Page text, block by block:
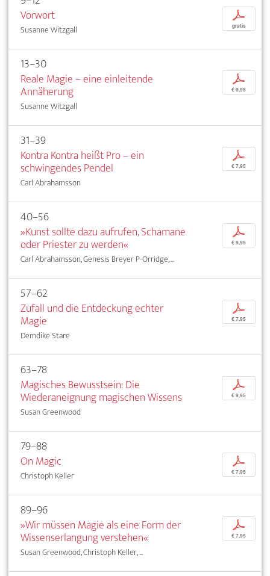
Vorwort
Susanne Witzgall
p
gratis
13–30
Reale Magie – eine einleitende
Annäherung
Susanne Witzgall
p
€ 9,95
31–39
Kontra Kontra heißt Pro – ein
schwingendes Pendel
Carl Abrahamsson
p
€ 7,95
40–56
»Kunst sollte dazu aufrufen, Schamane
oder Priester zu werden«
Carl Abrahamsson, Genesis Breyer P-Orridge, ...
p
€ 9,95
57–62
Zufall und die Entdeckung echter
Magie
Demdike Stare
p
€ 7,95
63–78
Magisches Bewusstsein: Die
Wiederaneignung magischen Wissens
Susan Greenwood
p
€ 9,95
79–88
On Magic
Christoph Keller
p
€ 7,95
89–96
»Wir müssen Magie als eine Form der
Wissenserlangung verstehen«
Susan Greenwood, Christoph Keller, ...
p
€ 7,95